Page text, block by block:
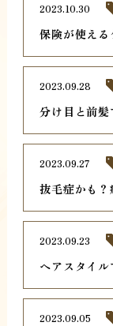
保険が使え
2023.10.30
分け目と前
2023.09.28
抜毛症かも？
2023.09.27
ヘアスタイ
2023.09.23
2023.09.05